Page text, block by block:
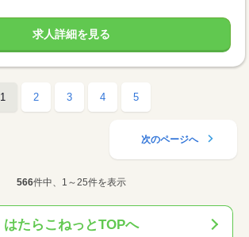
求人詳細を見る
1 2 3 4 5
次のページへ
566件中、1～25件を表示
はたらこねっとTOPへ